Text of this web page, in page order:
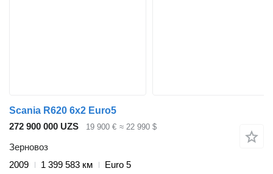
Scania R620 6x2 Euro5
272 900 000 UZS
19 900 € ≈ 22 990 $
Зерновоз
2009
1 399 583 км
Euro 5